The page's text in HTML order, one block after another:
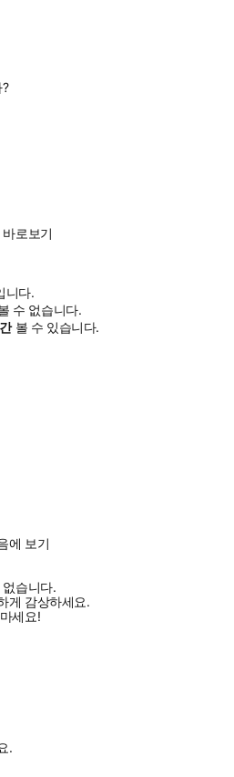
로보기
니다.
수 없습니다.
간볼 수 있습니다.
에 보기
습니다.
게 감상하세요.
세요!
.